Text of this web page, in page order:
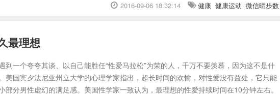
2016-09-06 18:32:14 健康 健康运动 微信晒步数
最理想
到一个夸夸其谈、以自己能胜任“性爱马拉松”为荣的人，千万不要羡慕，因为这不是什
美国宾夕法尼亚州立大学的心理学家指出，超长时间的欢愉，对性爱没有益处，它只能
部分男性虚幻的满足感。美国性学家一致认为，最理想的性爱持续时间在10分钟左右。